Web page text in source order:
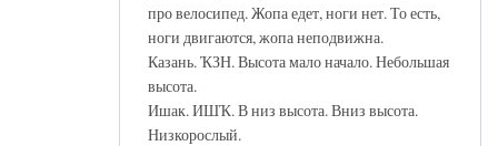
про велосипед. Жопа едет, ноги нет. То есть,
ноги двигаются, жопа неподвижна.
Казань. ҠЗН. Высота мало начало. Небольшая
высота.
Ишак. ИШҠ. В низ высота. Вниз высота.
Низкорослый.